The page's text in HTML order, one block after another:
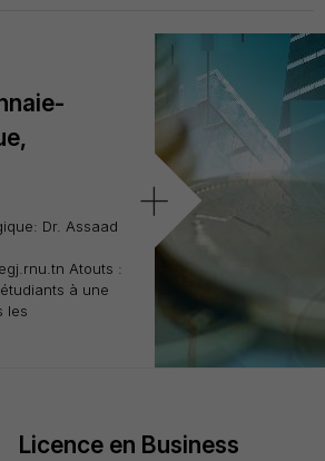
Dr. Assaad
Atouts :
à une
les
+
Licence en Business